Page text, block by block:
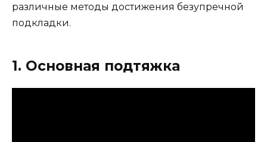
различные методы достижения безупречной
подкладки.
1. Основная подтяжка